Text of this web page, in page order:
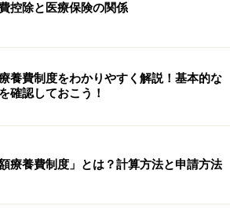
控除と医療保険の関係
養費制度をわかりやすく解説！基本的な
確認しておこう！
額療養費制度」とは？計算方法と申請方法